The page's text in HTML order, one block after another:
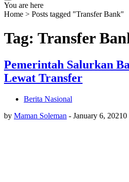
You are here
Home > Posts tagged "Transfer Bank"
Tag: Transfer
Pemerintah Salurkan
Lewat Transfer
Berita Nasional
by Maman Soleman - January 6, 20210